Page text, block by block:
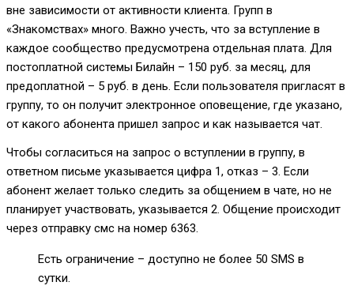
вне зависимости от активности клиента. Групп в
«Знакомствах» много. Важно учесть, что за вступление в
каждое сообщество предусмотрена отдельная плата. Для
постоплатной системы Билайн – 150 руб. за месяц, для
предоплатной – 5 руб. в день. Если пользователя пригласят в
группу, то он получит электронное оповещение, где указано,
от какого абонента пришел запрос и как называется чат.
Чтобы согласиться на запрос о вступлении в группу, в
ответном письме указывается цифра 1, отказ – 3. Если
абонент желает только следить за общением в чате, но не
планирует участвовать, указывается 2. Общение происходит
через отправку смс на номер 6363.
Есть ограничение – доступно не более 50 SMS в
сутки.